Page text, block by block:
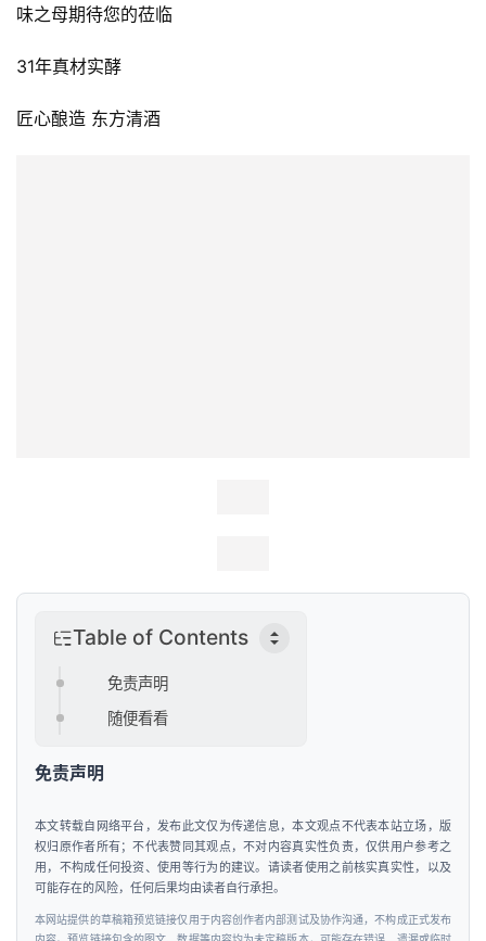
味之母期待您的莅临
31年真材实酵
匠心酿造 东方清酒
Table of Contents
免责声明
随便看看
免责声明
本文转载自网络平台，发布此文仅为传递信息，本文观点不代表本站立场，版
权归原作者所有；不代表赞同其观点，不对内容真实性负责，仅供用户参考之
用，不构成任何投资、使用等行为的建议。请读者使用之前核实真实性，以及
可能存在的风险，任何后果均由读者自行承担。
本网站提供的草稿箱预览链接仅用于内容创作者内部测试及协作沟通，不构成正式发布
内容。预览链接包含的图文、数据等内容均为未定稿版本，可能存在错误、遗漏或临时